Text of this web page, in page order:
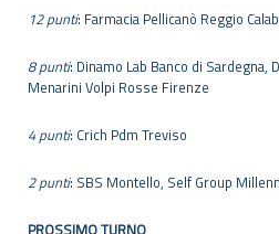
12 punti: Farmacia Pellicanò Reggio
8 punti: Dinamo Lab Banco di Sardegna,
Menarini Volpi Rosse Firenze
4 punti: Crich Pdm Treviso
2 punti: SBS Montello, Self Group
PROSSIMO TURNO